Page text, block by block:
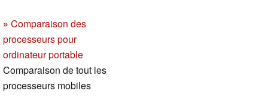
» Comparaison des
processeurs pour
ordinateur portable
Comparaison de tout les
processeurs mobiles